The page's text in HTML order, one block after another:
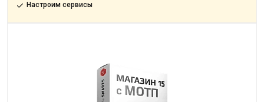
Настроим сервисы